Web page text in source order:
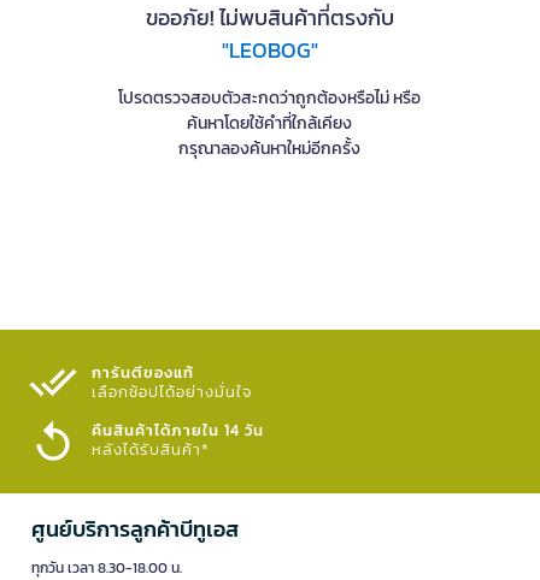
ขออภัย! ไม่พบสินค้าที่ตรงกับ
"LEOBOG"
โปรดตรวจสอบตัวสะกดว่าถูกต้องหรือไม่ หรือ
ค้นหาโดยใช้คำที่ใกล้เคียง
กรุณาลองค้นหาใหม่อีกครั้ง
การันตีของแท้
เลือกช้อปได้อย่างมั่นใจ​
คืนสินค้าได้ภายใน 14 วัน
หลังได้รับสินค้า*
ศูนย์บริการลูกค้าบีทูเอส
ทุกวัน เวลา 8.30-18.00 น.